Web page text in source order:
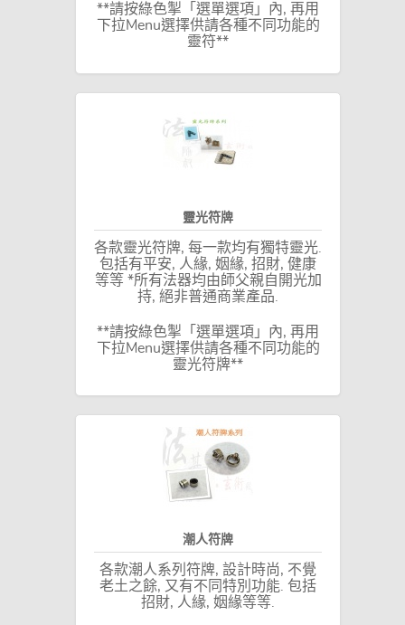
**請按綠色掣「選單選項」內, 再用
下拉Menu選擇供請各種不同功能的
靈符**
靈光符牌
各款靈光符牌, 每一款均有獨特靈光.
包括有平安, 人緣, 姻緣, 招財, 健康
等等 *所有法器均由師父親自開光加
持, 絕非普通商業產品.
**請按綠色掣「選單選項」內, 再用
下拉Menu選擇供請各種不同功能的
靈光符牌**
潮人符牌
各款潮人系列符牌, 設計時尚, 不覺
老土之餘, 又有不同特別功能. 包括
招財, 人緣, 姻緣等等.